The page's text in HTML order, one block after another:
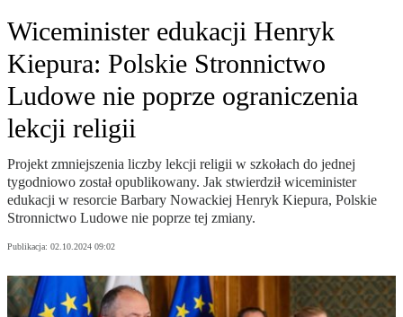
Wiceminister edukacji Henryk
Kiepura: Polskie Stronnictwo
Ludowe nie poprze ograniczenia
lekcji religii
Projekt zmniejszenia liczby lekcji religii w szkołach do jednej
tygodniowo został opublikowany. Jak stwierdził wiceminister
edukacji w resorcie Barbary Nowackiej Henryk Kiepura, Polskie
Stronnictwo Ludowe nie poprze tej zmiany.
Publikacja: 02.10.2024 09:02